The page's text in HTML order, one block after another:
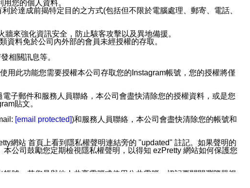
您的個人資料。
於達成前揭特定目的之方式(包括但不限於電腦處理、郵寄、電話、
來強化資訊安全，防止駭客攻擊以及異地備援。
料免於公司內外部的會員未經授權的存取。
相關訊息等。
用此功能您需要授權本公司存取您的Instagram帳號，您的授權將僅
子郵件和服務人員聯絡，本公司會盡快清除您的授權資料，或是您
貼文。
[email protected])和服務人員聯絡，本公司會盡快清除您的帳號和
網站 首頁上看到隱私權聲明連結旁的 "updated" 註記。如果聲明的
公司鼓勵您定期檢視隱私權聲明，以得知 ezPretty 網站如何保護您
號。若您是與他人共享電腦或使用公共電腦，切記要關閉瀏覽器視